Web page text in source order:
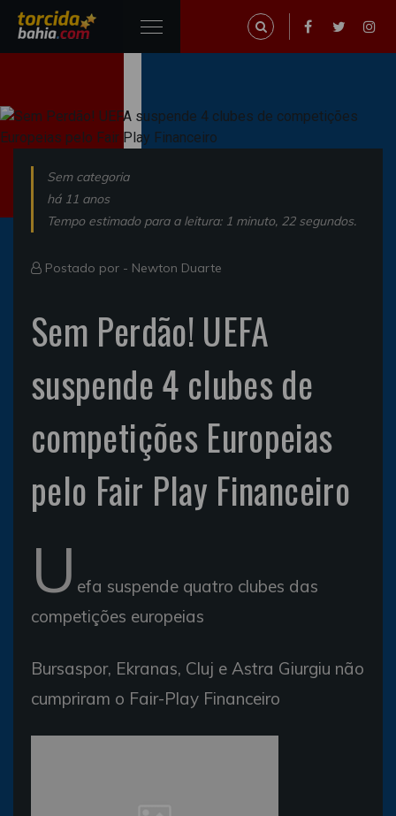
Sem categoria
há 11 anos
Tempo estimado para a leitura: 1 minuto, 22 segundos.
Postado por - Newton Duarte
Sem Perdão! UEFA
suspende 4 clubes de
competições Europeias
pelo Fair Play Financeiro
U efa suspende quatro clubes das
competições europeias
Bursaspor, Ekranas, Cluj e Astra Giurgiu não
cumpriram o Fair-Play Financeiro